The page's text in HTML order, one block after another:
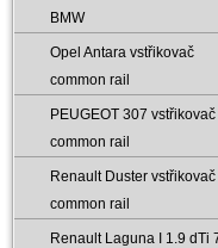
BMW
Opel Antara vstřikovač
common rail
PEUGEOT 307 vstřikovač
common rail
Renault Duster vstřikovač
common rail
Renault Laguna I 1.9 dTi